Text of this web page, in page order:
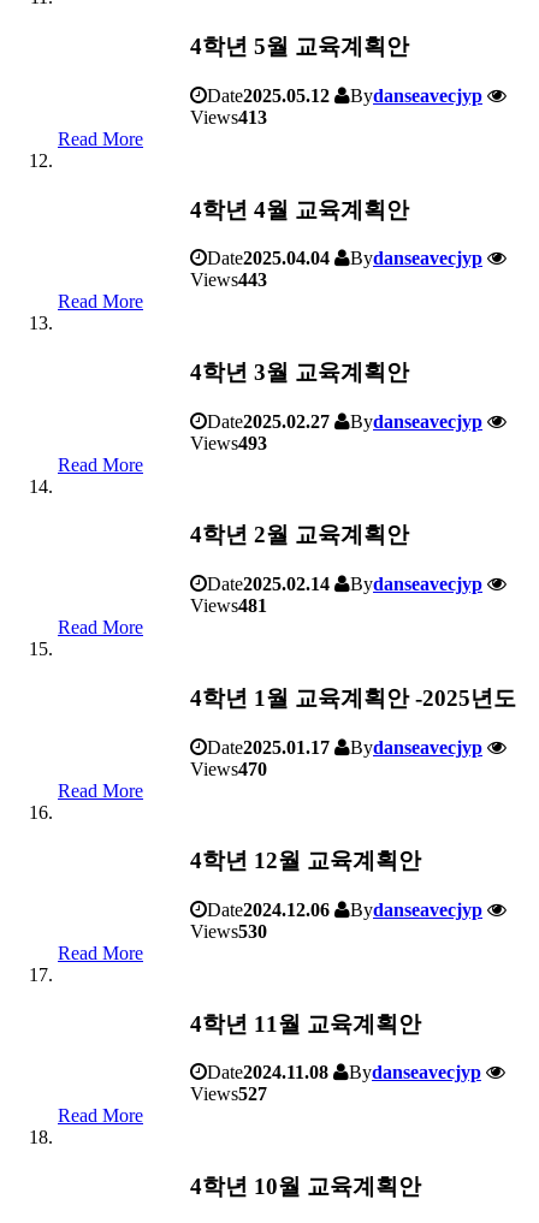
4학년 5월 교육계획안
Date2025.05.12 Bydanseavecjyp
Views413
Read More
4학년 4월 교육계획안
Date2025.04.04 Bydanseavecjyp
Views443
Read More
4학년 3월 교육계획안
Date2025.02.27 Bydanseavecjyp
Views493
Read More
4학년 2월 교육계획안
Date2025.02.14 Bydanseavecjyp
Views481
Read More
4학년 1월 교육계획안 -2025년도
Date2025.01.17 Bydanseavecjyp
Views470
Read More
4학년 12월 교육계획안
Date2024.12.06 Bydanseavecjyp
Views530
Read More
4학년 11월 교육계획안
Date2024.11.08 Bydanseavecjyp
Views527
Read More
4학년 10월 교육계획안